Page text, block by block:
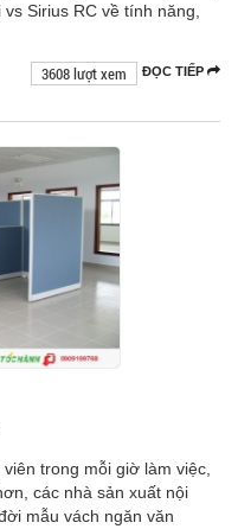
Sirius RC về tính năng,
ĐỌC TIẾP
3608 lượt xem
trong mỗi giờ làm việc,
các nhà sản xuất nội
mẫu vách ngăn văn